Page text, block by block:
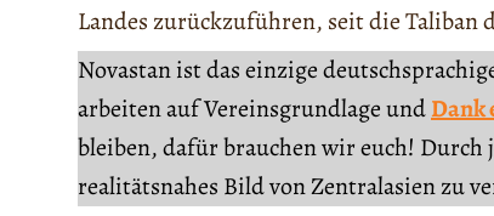
Landes zurückzuführen, seit die Taliban
Novastan ist das einzige
arbeiten auf Vereinsgrundlage undDank
bleiben, dafür brauchen wir euch! Durch
realitätsnahes Bild von Zentralasien zu